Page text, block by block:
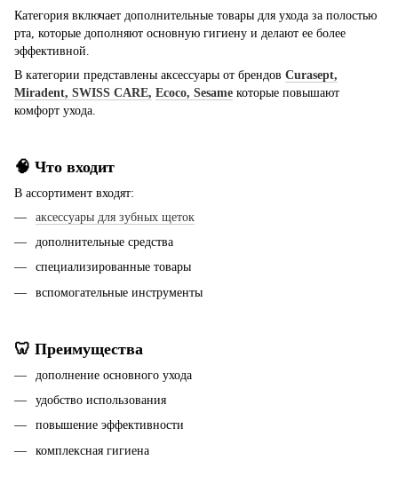
Категория включает дополнительные товары для ухода за полостью
рта, которые дополняют основную гигиену и делают ее более
эффективной.
В категории представлены аксессуары от брендов Curasept,
Miradent, SWISS CARE, Ecoco, Sesame которые повышают
комфорт ухода.
🧠 Что входит
В ассортимент входят:
аксессуары для зубных щеток
дополнительные средства
специализированные товары
вспомогательные инструменты
🦷 Преимущества
дополнение основного ухода
удобство использования
повышение эффективности
комплексная гигиена